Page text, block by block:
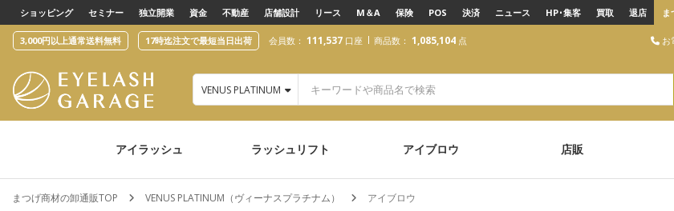
text.skipToContent
text.skipToNavigation
ショッピング セミナー 独立開業 資金 不動産 店舗設計 リース M＆A 保険 POS 決済 ニュース HP･集客 買取 退店 ま
3,000円以上通常送料無料 17時迄注文で最短当日出荷 会員数： 111,537 口座 商品数： 1,085,104 点 お
VENUS PLATINUM（ヴィーナスプラチナム）
アイラッシュ ラッシュリフト アイブロウ 店販
まつげ商材の卸通販TOP VENUS PLATINUM（ヴィーナスプラチナム） アイブロウ